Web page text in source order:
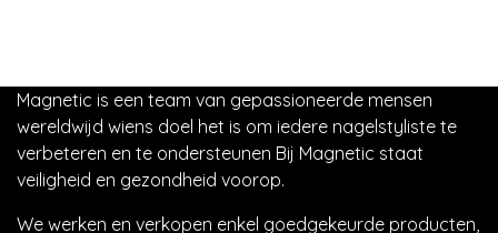
Magnetic is een team van gepassioneerde mensen
wereldwijd wiens doel het is om iedere nagelstyliste te
verbeteren en te ondersteunen Bij Magnetic staat
veiligheid en gezondheid voorop.
We werken en verkopen enkel goedgekeurde producten,